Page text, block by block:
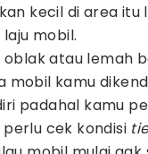
kecil di area itu
mobil.
oblak atau lemah
mobil kamu
padahal kamu
cek kondisi